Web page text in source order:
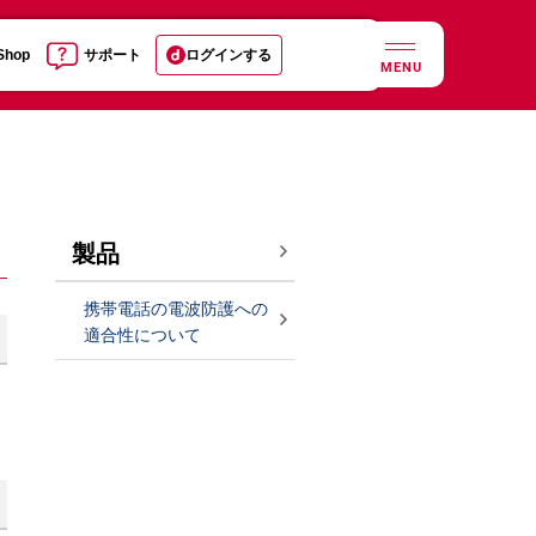
サポート ログインする
MENU
製品
携帯電話の電波防護への
適合性について